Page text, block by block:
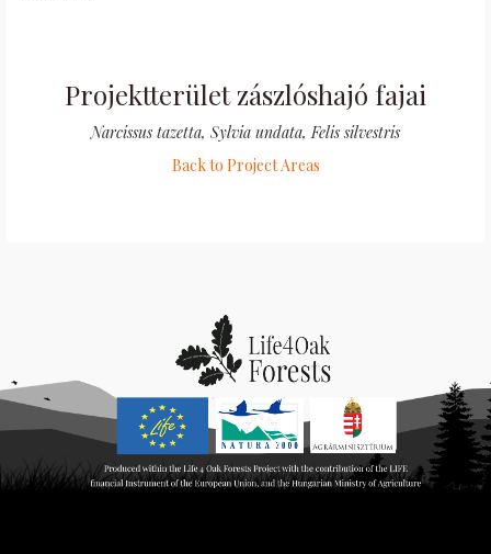
Projektterület zászlóshajó fajai
Narcissus tazetta, Sylvia undata, Felis silvestris
Back to Project Areas